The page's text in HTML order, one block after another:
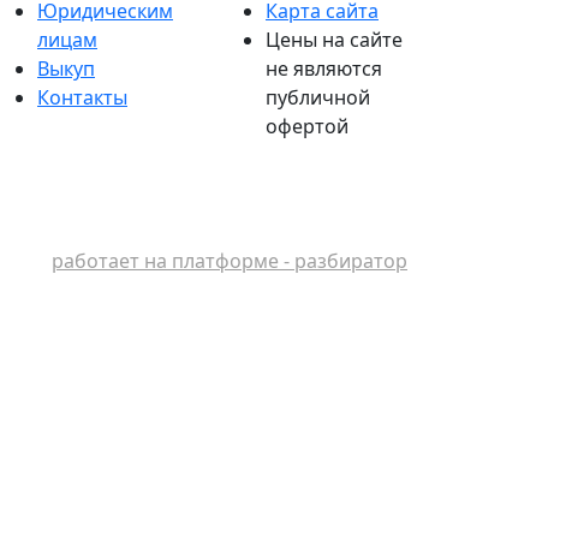
Юридическим
лицам
Выкуп
Контакты
Карта сайта
Цены на сайте
не являются
публичной
офертой
работает на платформе - разбиратор